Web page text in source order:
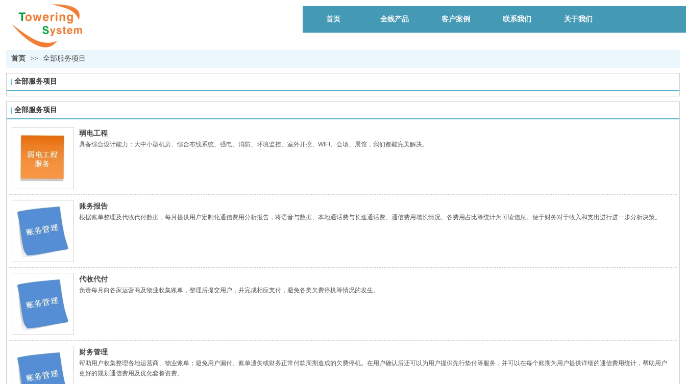
首页 全线产品 客户案例 联系我们 关于我们
首页 >> 全部服务项目
全部服务项目
全部服务项目
弱电工程
具备综合设计能力：大中小型机房、综合布线系统、强电、消防、环境监控、室外开挖、WIFI、会场、展馆，我们都能完美解决。
账务报告
根据账单整理及代收代付数据，每月提供用户定制化通信费用分析报告，将语音与数据、本地通话费与长途通话费、通信费用增长情况、各费用占比等统计为可读信息。便于财务对于收入和支出进行进一步分析决策。
代收代付
负责每月向各家运营商及物业收集账单，整理后提交用户，并完成相应支付，避免各类欠费停机等情况的发生。
财务管理
帮助用户收集整理各地运营商、物业账单；避免用户漏付、账单遗失或财务正常付款周期造成的欠费停机。在用户确认后还可以为用户提供先行垫付等服务，并可以在每个账期为用户提供详细的通信费用统计，帮助用户
更好的规划通信费用及优化套餐资费。